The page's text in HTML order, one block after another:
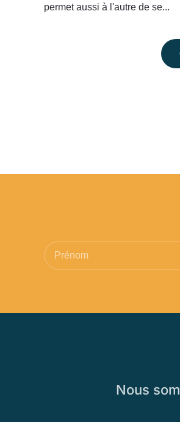
permet aussi à l'autre de se...
Nous